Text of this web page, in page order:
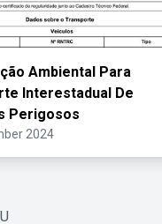
Ambiental Para
Interestadual De
Perigosos
2024